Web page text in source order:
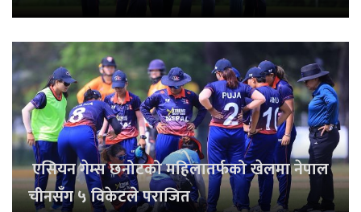
एसियन गेम्स छनोटको महिलातर्फको खेलमा नेपाल
चीनसँग ५ विकेटले पराजित